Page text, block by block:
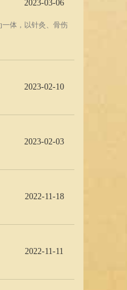
2023-03-06
体，以针灸、骨伤
2023-02-10
2023-02-03
2022-11-18
2022-11-11